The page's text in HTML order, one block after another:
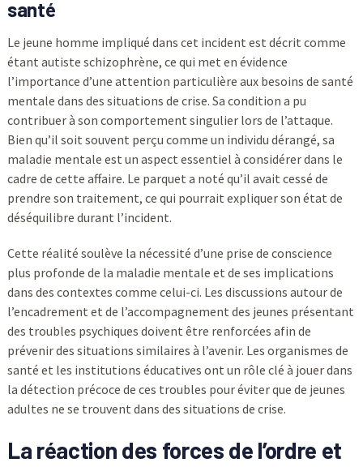
santé
Le jeune homme impliqué dans cet incident est décrit comme
étant autiste schizophrène, ce qui met en évidence
l’importance d’une attention particulière aux besoins de santé
mentale dans des situations de crise. Sa condition a pu
contribuer à son comportement singulier lors de l’attaque.
Bien qu’il soit souvent perçu comme un individu dérangé, sa
maladie mentale est un aspect essentiel à considérer dans le
cadre de cette affaire. Le parquet a noté qu’il avait cessé de
prendre son traitement, ce qui pourrait expliquer son état de
déséquilibre durant l’incident.
Cette réalité soulève la nécessité d’une prise de conscience
plus profonde de la maladie mentale et de ses implications
dans des contextes comme celui-ci. Les discussions autour de
l’encadrement et de l’accompagnement des jeunes présentant
des troubles psychiques doivent être renforcées afin de
prévenir des situations similaires à l’avenir. Les organismes de
santé et les institutions éducatives ont un rôle clé à jouer dans
la détection précoce de ces troubles pour éviter que de jeunes
adultes ne se trouvent dans des situations de crise.
La réaction des forces de l’ordre et